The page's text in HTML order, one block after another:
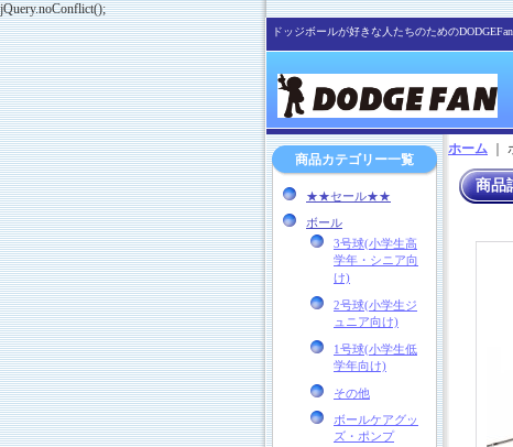
jQuery.noConflict();
ドッジボールが好きな人たちのためのDODGEFan
商品カテゴリー一覧
★★セール★★
ボール
3号球(小学生高
学年・シニア向
け)
2号球(小学生ジ
ュニア向け)
1号球(小学生低
学年向け)
その他
ボールケアグッ
ズ・ポンプ
ホーム ｜
商品